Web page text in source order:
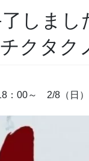
しま
クタク
：00～ 2/8（日